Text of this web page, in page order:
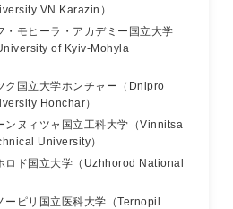
VN Karazin）
・モヒーラ・アカデミー国立大学
of Kyiv-Mohyla
ク国立大学ホンチャー（Dnipro
Honchar）
ンヌィツャ国立工科大学（Vinnitsa
University）
ロド国立大学（Uzhhorod National
ーピリ国立医科大学（Ternopil